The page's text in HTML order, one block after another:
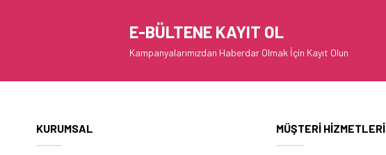
E-BÜLTENE KAYIT OL
Kampanyalarımızdan Haberdar Olmak İçin Kayıt Olun
KURUMSAL MÜŞTERİ HİZMETLERİ